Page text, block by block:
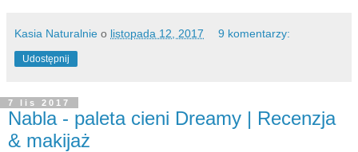
Kasia Naturalnie o listopada 12, 2017 9 komentarzy:
Udostępnij
7 lis 2017
Nabla - paleta cieni Dreamy | Recenzja
& makijaż